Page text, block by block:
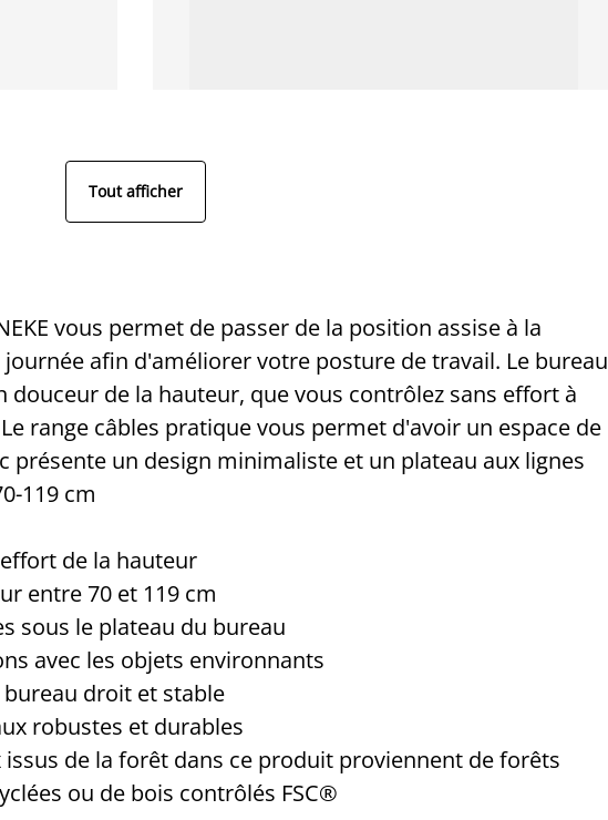
Tout afficher
vous permet de passer de la position assise à la
afin d'améliorer votre posture de travail. Le bureau
douceur de la hauteur, que vous contrôlez sans effort à
range câbles pratique vous permet d'avoir un espace de
présente un design minimaliste et un plateau aux lignes
119 cm
de la hauteur
entre 70 et 119 cm
sous le plateau du bureau
avec les objets environnants
droit et stable
robustes et durables
de la forêt dans ce produit proviennent de forêts
ou de bois contrôlés FSC®